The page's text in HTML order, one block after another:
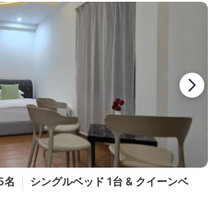
名
シングルベッド 1台 & クイーンベ